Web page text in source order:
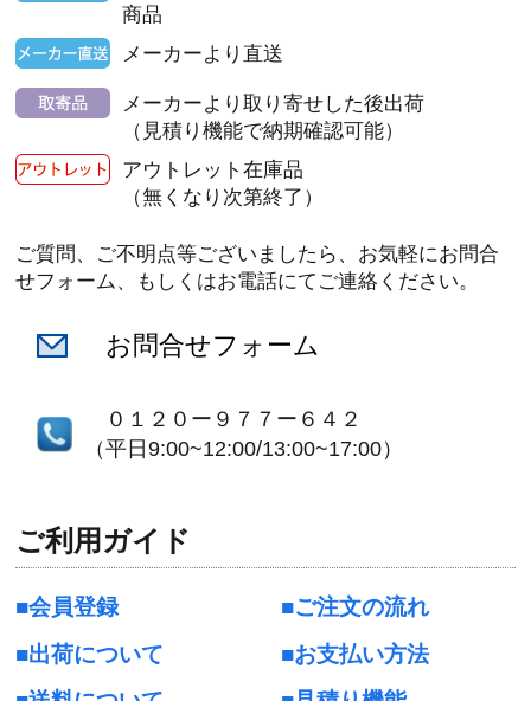
商品
メーカーより直送
メーカーより取り寄せした後出荷
（見積り機能で納期確認可能）
アウトレット在庫品
（無くなり次第終了）
ご質問、ご不明点等ございましたら、お気軽にお問合
せフォーム、もしくはお電話にてご連絡ください。
お問合せフォーム
０１２０ー９７７ー６４２
（平日9:00~12:00/13:00~17:00）
ご利用ガイド
会員登録
ご注文の流れ
出荷について
お支払い方法